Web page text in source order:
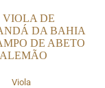
Viola